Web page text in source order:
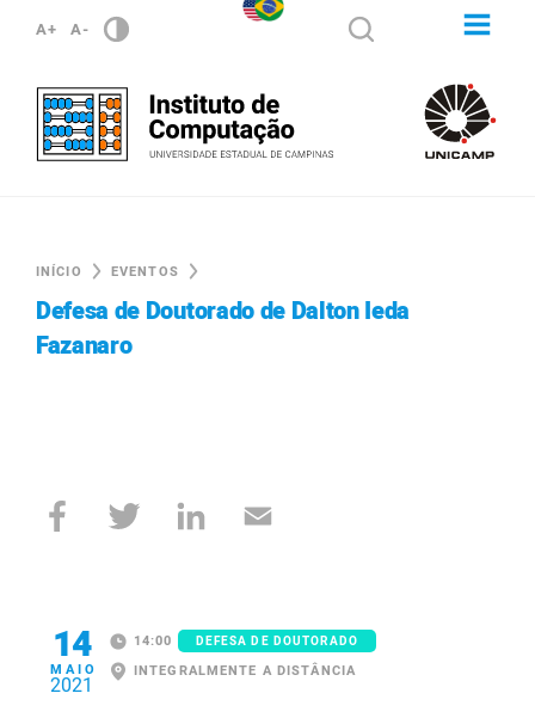
A+ A-
INÍCIO EVENTOS
Defesa de Doutorado de Dalton Ieda
Fazanaro
14
MAIO
2021
14:00 DEFESA DE DOUTORADO
INTEGRALMENTE A DISTÂNCIA